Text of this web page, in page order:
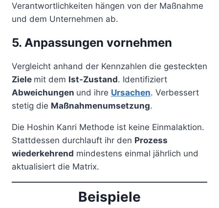
Verantwortlichkeiten hängen von der Maßnahme
und dem Unternehmen ab.
5. Anpassungen vornehmen
Vergleicht anhand der Kennzahlen die gesteckten
Ziele mit dem Ist-Zustand. Identifiziert
Abweichungen und ihre Ursachen. Verbessert
stetig die Maßnahmenumsetzung.
Die Hoshin Kanri Methode ist keine Einmalaktion.
Stattdessen durchlauft ihr den Prozess
wiederkehrend mindestens einmal jährlich und
aktualisiert die Matrix.
Beispiele